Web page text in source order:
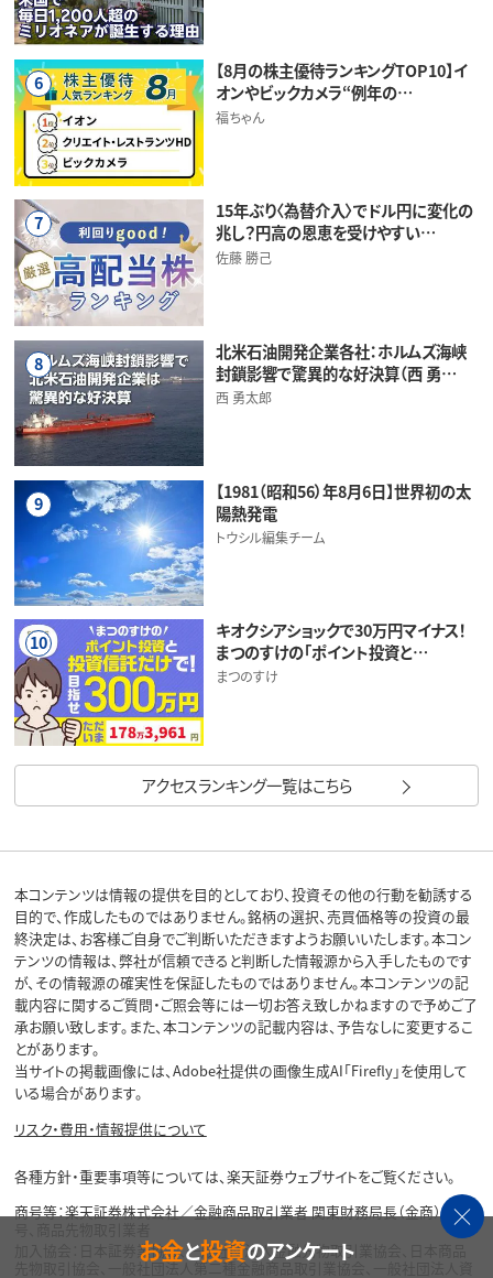
6
【8月の株主優待ランキングTOP10】イ
オンやビックカメラ“例年の…
福ちゃん
7
15年ぶり〈為替介入〉でドル円に変化の
兆し？円高の恩恵を受けやすい…
佐藤 勝己
8
北米石油開発企業各社：ホルムズ海峡
封鎖影響で驚異的な好決算（西 勇…
西 勇太郎
9
【1981（昭和56）年8月6日】世界初の太
陽熱発電
トウシル編集チーム
10
キオクシアショックで30万円マイナス！
まつのすけの「ポイント投資と…
まつのすけ
アクセスランキング一覧はこちら
本コンテンツは情報の提供を目的としており、投資その他の行動を勧誘する
目的で、作成したものではありません。銘柄の選択、売買価格等の投資の最
終決定は、お客様ご自身でご判断いただきますようお願いいたします。本コン
テンツの情報は、弊社が信頼できると判断した情報源から入手したものです
が、その情報源の確実性を保証したものではありません。本コンテンツの記
載内容に関するご質問・ご照会等には一切お答え致しかねますので予めご了
承お願い致します。また、本コンテンツの記載内容は、予告なしに変更するこ
とがあります。
当サイトの掲載画像には、Adobe社提供の画像生成AI「Firefly」を使用して
いる場合があります。
リスク・費用・情報提供について
各種方針・重要事項等については、楽天証券ウェブサイトをご覧ください。
商号等：楽天証券株式会社／金融商品取引業者 関東財務局長（金商）第195
加入協会：日本証券業協会、一般社団法人金融先物取引業協会、日本商品
先物取引協会、一般社団法人第二種金融商品取引業協会、一般社団法人資
お金と投資のアンケート